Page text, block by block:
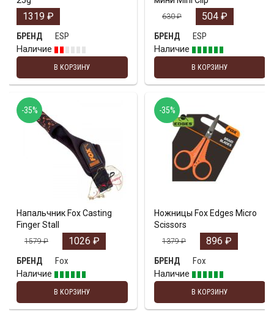
1319 ₽
БРЕНД
ESP
Наличие
В КОРЗИНУ
630₽ 504 ₽
БРЕНД
ESP
Наличие
В КОРЗИНУ
Напальчник Fox Casting
Finger Stall
1579₽ 1026 ₽
БРЕНД
Fox
Наличие
В КОРЗИНУ
-35%
Ножницы Fox Edges Micro
Scissors
1379₽ 896 ₽
БРЕНД
Fox
Наличие
В КОРЗИНУ
-35%